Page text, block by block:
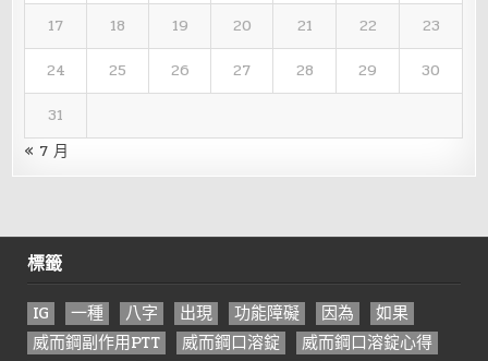
17
18 19 20 21 22
23
24
25 26 27 28 29
30
31
« 7 月
標籤
IG 一種 八字 出現 功能障礙 因為
如果
威而鋼副作用PTT
威而鋼口溶錠
威而鋼口溶錠心得